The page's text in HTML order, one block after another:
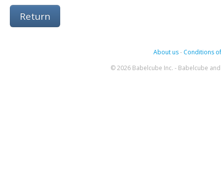
Return
About us- Conditions
© 2026 Babelcube Inc. - Babelcube